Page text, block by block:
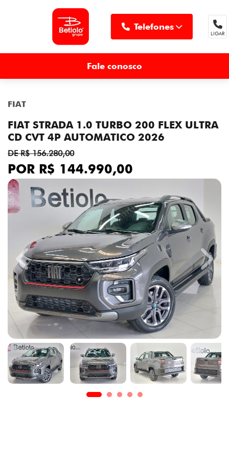
Telefones
LIGAR
Fale conosco
FIAT
FIAT STRADA 1.0 TURBO 200 FLEX ULTRA
CD CVT 4P AUTOMATICO 2026
DE R$ 156.280,00
POR R$ 144.990,00
Previous Next